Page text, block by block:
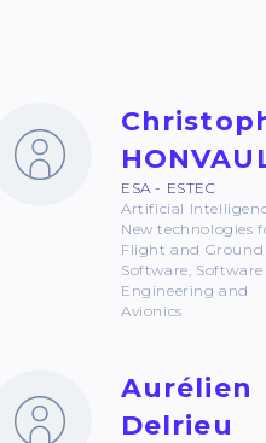
ESA - ESTEC
Artificial
New technologies
Flight and Ground
Software, Software
Engineering and
Avionics
Aurélien
Delrieu